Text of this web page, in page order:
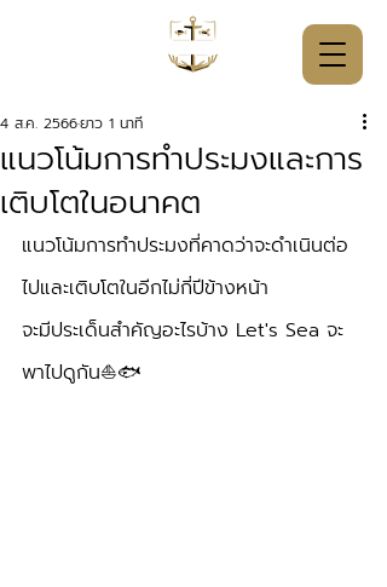
แนวโน้มการทำประมงและการ
เติบโตในอนาคต
4 ส.ค. 2566ยาว 1 นาที
แนวโน้มการทำประมงที่คาดว่าจะดำเนินต่อ
ไปและเติบโตในอีกไม่กี่ปีข้างหน้า
จะมีประเด็นสำคัญอะไรบ้าง Let's Sea จะ
พาไปดูกัน⛵️🐟